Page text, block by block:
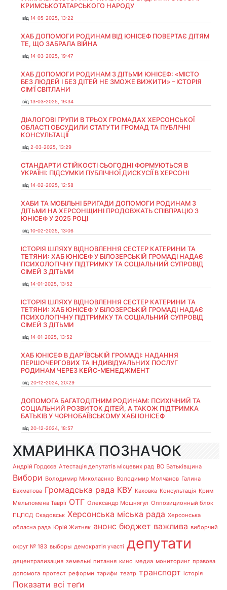
КРИМСЬКОТАТАРСЬКОГО НАРОДУ
від 14-05-2025, 13:22
ХАБ ДОПОМОГИ РОДИНАМ ВІД ЮНІСЕФ ПОВЕРТАЄ ДІТЯМ
ТЕ, ЩО ЗАБРАЛА ВІЙНА
від 14-03-2025, 19:47
ХАБ ДОПОМОГИ РОДИНАМ З ДІТЬМИ ЮНІСЕФ: «МІСТО
БЕЗ ЛЮДЕЙ І БЕЗ ДІТЕЙ НЕ ЗМОЖЕ ВИЖИТИ» – ІСТОРІЯ
СІМʼЇ СВІТЛАНИ
від 13-03-2025, 19:34
ДІАЛОГОВІ ГРУПИ В ТРЬОХ ГРОМАДАХ ХЕРСОНСЬКОЇ
ОБЛАСТІ ОБСУДИЛИ СТАТУТИ ГРОМАД ТА ПУБЛІЧНІ
КОНСУЛЬТАЦІЇ
від 2-03-2025, 13:29
СТАНДАРТИ СТІЙКОСТІ СЬОГОДНІ ФОРМУЮТЬСЯ В
УКРАЇНІ: ПІДСУМКИ ПУБЛІЧНОЇ ДИСКУСІЇ В ХЕРСОНІ
від 14-02-2025, 12:58
ХАБИ ТА МОБІЛЬНІ БРИГАДИ ДОПОМОГИ РОДИНАМ З
ДІТЬМИ НА ХЕРСОНЩИНІ ПРОДОВЖАТЬ СПІВПРАЦЮ З
ЮНІСЕФ У 2025 РОЦІ
від 10-02-2025, 13:06
ІСТОРІЯ ШЛЯХУ ВІДНОВЛЕННЯ СЕСТЕР КАТЕРИНИ ТА
ТЕТЯНИ: ХАБ ЮНІСЕФ У БІЛОЗЕРСЬКІЙ ГРОМАДІ НАДАЄ
ПСИХОЛОГІЧНУ ПІДТРИМКУ ТА СОЦІАЛЬНИЙ СУПРОВІД
СІМЕЙ З ДІТЬМИ
від 14-01-2025, 13:52
ІСТОРІЯ ШЛЯХУ ВІДНОВЛЕННЯ СЕСТЕР КАТЕРИНИ ТА
ТЕТЯНИ: ХАБ ЮНІСЕФ У БІЛОЗЕРСЬКІЙ ГРОМАДІ НАДАЄ
ПСИХОЛОГІЧНУ ПІДТРИМКУ ТА СОЦІАЛЬНИЙ СУПРОВІД
СІМЕЙ З ДІТЬМИ
від 14-01-2025, 13:52
ХАБ ЮНІСЕФ В ДАР’ЇВСЬКІЙ ГРОМАДІ: НАДАННЯ
ПЕРШОЧЕРГОВИХ ТА ІНДИВІДУАЛЬНИХ ПОСЛУГ
РОДИНАМ ЧЕРЕЗ КЕЙС-МЕНЕДЖМЕНТ
від 20-12-2024, 20:29
ДОПОМОГА БАГАТОДІТНИМ РОДИНАМ: ПСИХІЧНИЙ ТА
СОЦІАЛЬНИЙ РОЗВИТОК ДІТЕЙ, А ТАКОЖ ПІДТРИМКА
БАТЬКІВ У ЧОРНОБАЇВСЬКОМУ ХАБІ ЮНІСЕФ
від 20-12-2024, 18:57
ХМАРИНКА ПОЗНАЧОК
Андрій Гордєєв Атестація депутатів місцевих рад ВО Батьківщина
Вибори Володимир Миколаєнко Володимир Молчанов Галина
Бахматова Громадська рада КВУ Каховка Консультація Крим
Мельпомена Таврії ОТГ Олександр Мошнягул Оппозиционный блок
ПЦПСД Скадовськ Херсонська міська рада Херсонська
обласна рада Юрій Житняк анонс бюджет важлива виборчий
округ № 183 выборы демократія участі депутати
децентрализация земельні питання кино медиа мониторинг правова
допомога протест реформи тарифи театр транспорт історія
Показати всі теґи